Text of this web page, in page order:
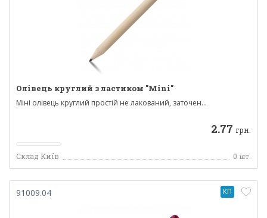
Олівець круглий з ластиком "Mini"
Міні олівець круглий простій не лакований, заточен...
2.77 грн.
Склад Київ 0 шт.
91009.04 КП